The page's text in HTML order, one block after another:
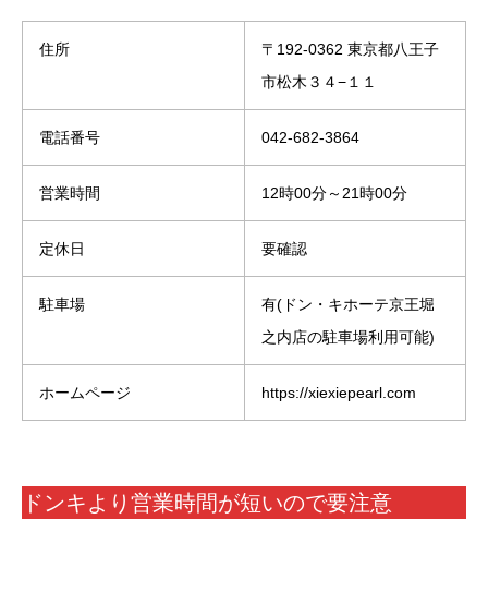
住所
〒192-0362 東京都八王子
市松木３４−１１
電話番号 042-682-3864
営業時間 12時00分～21時00分
定休日 要確認
駐車場
有(ドン・キホーテ京王堀
之内店の駐車場利用可能)
ホームページ https://xiexiepearl.com
ドンキより営業時間が短いので要注意